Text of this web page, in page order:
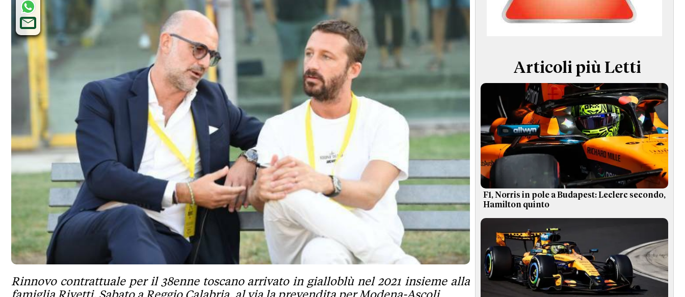
TERMINI e CONDIZIONI
Rinnovo contrattuale per il 38enne toscano arrivato in gialloblù nel 2021 insieme alla
Articoli più Letti
F1, Norris in pole a Budapest: Leclerc secondo,
Hamilton quinto